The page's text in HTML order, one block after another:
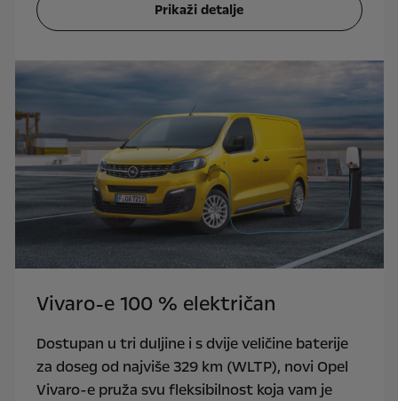
Prikaži detalje
Vivaro-e 100 % električan
Dostupan u tri duljine i s dvije veličine baterije
za doseg od najviše 329 km (WLTP), novi Opel
Vivaro-e pruža svu fleksibilnost koja vam je